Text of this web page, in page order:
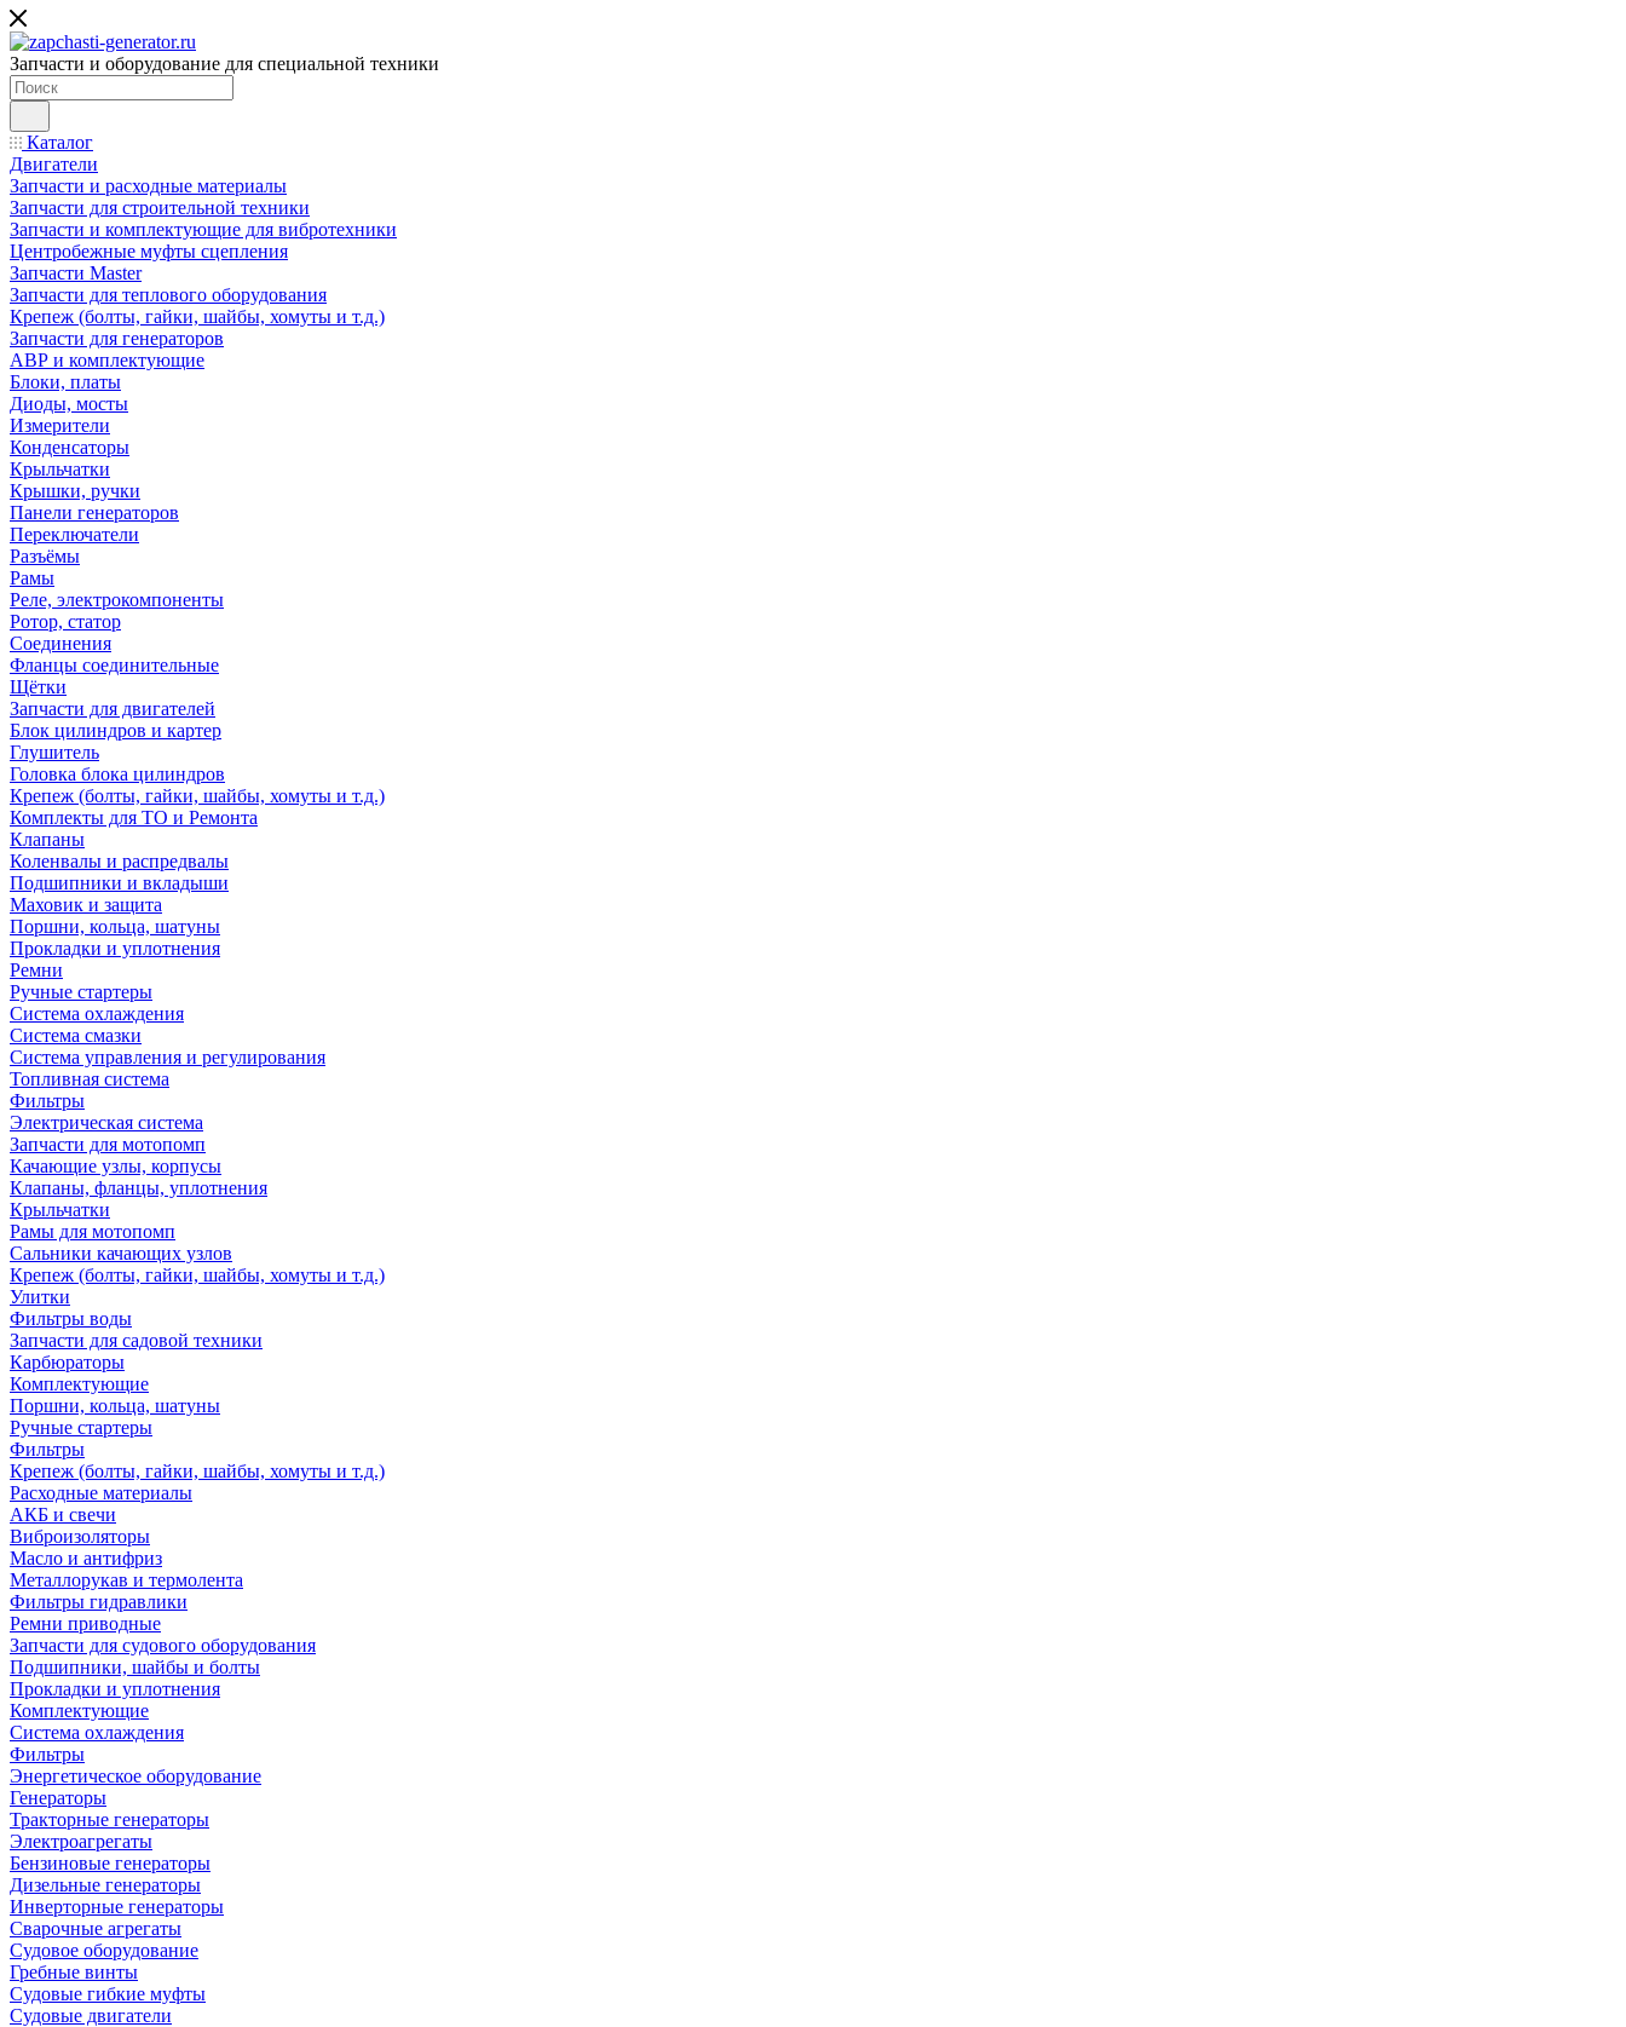
Запчасти и оборудование для специальной техники
Каталог
Двигатели
Запчасти и расходные материалы
Запчасти для строительной техники
Запчасти и комплектующие для вибротехники
Центробежные муфты сцепления
Запчасти Master
Запчасти для теплового оборудования
Крепеж (болты, гайки, шайбы, хомуты и т.д.)
Запчасти для генераторов
АВР и комплектующие
Блоки, платы
Диоды, мосты
Измерители
Конденсаторы
Крыльчатки
Крышки, ручки
Панели генераторов
Переключатели
Разъёмы
Рамы
Реле, электрокомпоненты
Ротор, статор
Соединения
Фланцы соединительные
Щётки
Запчасти для двигателей
Блок цилиндров и картер
Глушитель
Головка блока цилиндров
Крепеж (болты, гайки, шайбы, хомуты и т.д.)
Комплекты для ТО и Ремонта
Клапаны
Коленвалы и распредвалы
Подшипники и вкладыши
Маховик и защита
Поршни, кольца, шатуны
Прокладки и уплотнения
Ремни
Ручные стартеры
Система охлаждения
Система смазки
Система управления и регулирования
Топливная система
Фильтры
Электрическая система
Запчасти для мотопомп
Качающие узлы, корпусы
Клапаны, фланцы, уплотнения
Крыльчатки
Рамы для мотопомп
Сальники качающих узлов
Крепеж (болты, гайки, шайбы, хомуты и т.д.)
Улитки
Фильтры воды
Запчасти для садовой техники
Карбюраторы
Комплектующие
Поршни, кольца, шатуны
Ручные стартеры
Фильтры
Крепеж (болты, гайки, шайбы, хомуты и т.д.)
Расходные материалы
АКБ и свечи
Виброизоляторы
Масло и антифриз
Металлорукав и термолента
Фильтры гидравлики
Ремни приводные
Запчасти для судового оборудования
Подшипники, шайбы и болты
Прокладки и уплотнения
Комплектующие
Система охлаждения
Фильтры
Энергетическое оборудование
Генераторы
Тракторные генераторы
Электроагрегаты
Бензиновые генераторы
Дизельные генераторы
Инверторные генераторы
Сварочные агрегаты
Судовое оборудование
Гребные винты
Судовые гибкие муфты
Судовые двигатели